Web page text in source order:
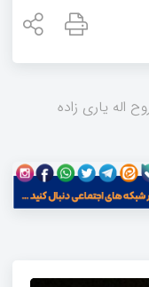
اله یاری زاده